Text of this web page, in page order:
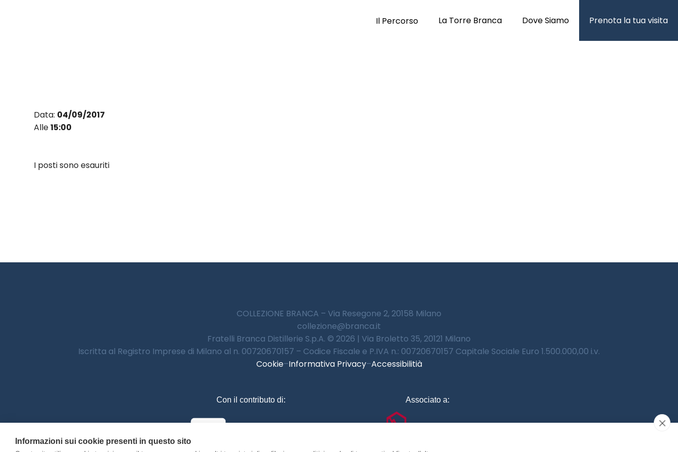
Il Percorso La Torre Branca Dove Siamo Prenota la tua visita
Data: 04/09/2017
Alle15:00
I posti sono esauriti
COLLEZIONE BRANCA – Via Resegone 2, 20158 Milano
collezione@branca.it
Fratelli Branca Distillerie S.p.A. © 2026 | Via Broletto 35, 20121 Milano
Iscritta al Registro Imprese di Milano al n. 00720670157 – Codice Fiscale e P.IVA n.: 00720670157 Capitale Sociale Euro 1.500.000,00 i.v.
Cookie–Informativa Privacy–Accessibilitià
Con il contributo di: Associato a:
Informazioni sui cookie presenti in questo sito